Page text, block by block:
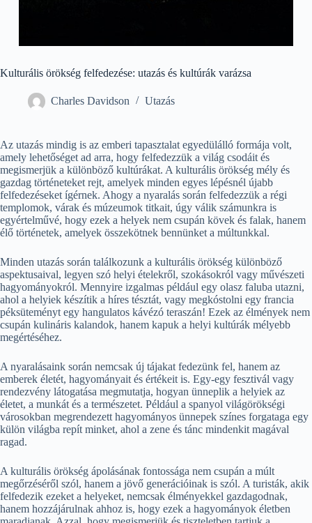
Kulturális örökség felfedezése: utazás és kultúrák varázsa
Charles Davidson Utazás
Az utazás mindig is az emberi tapasztalat egyedülálló formája volt,
amely lehetőséget ad arra, hogy felfedezzük a világ csodáit és
megismerjük a különböző kultúrákat. A kulturális örökség mély és
gazdag történeteket rejt, amelyek minden egyes lépésnél újabb
felfedezéseket ígérnek. Ahogy a nyaralás során felfedezzük a régi
templomok, várak és múzeumok titkait, úgy válik számunkra is
egyértelművé, hogy ezek a helyek nem csupán kövek és falak, hanem
élő történetek, amelyek összekötnek bennünket a múltunkkal.
Minden utazás során találkozunk a kulturális örökség különböző
aspektusaival, legyen szó helyi ételekről, szokásokról vagy művészeti
hagyományokról. Mennyire izgalmas például egy olasz faluba utazni,
ahol a helyiek készítik a híres tésztát, vagy megkóstolni egy francia
péksüteményt egy hangulatos kávézó teraszán! Ezek az élmények nem
csupán kulináris kalandok, hanem kapuk a helyi kultúrák mélyebb
megértéséhez.
A nyaralásaink során nemcsak új tájakat fedezünk fel, hanem az
emberek életét, hagyományait és értékeit is. Egy-egy fesztivál vagy
rendezvény látogatása megmutatja, hogyan ünneplik a helyiek az
életet, a munkát és a természetet. Például a spanyol világörökségi
városokban megrendezett hagyományos ünnepek színes forgataga egy
külön világba repít minket, ahol a zene és tánc mindenkit magával
ragad.
A kulturális örökség ápolásának fontossága nem csupán a múlt
megőrzéséről szól, hanem a jövő generációinak is szól. A turisták, akik
felfedezik ezeket a helyeket, nemcsak élményekkel gazdagodnak,
hanem hozzájárulnak ahhoz is, hogy ezek a hagyományok életben